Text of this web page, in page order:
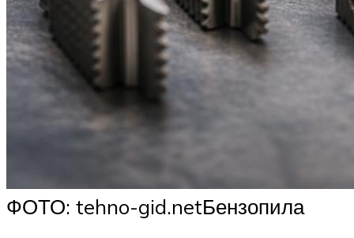
ФОТО: tehno-gid.netБензопила